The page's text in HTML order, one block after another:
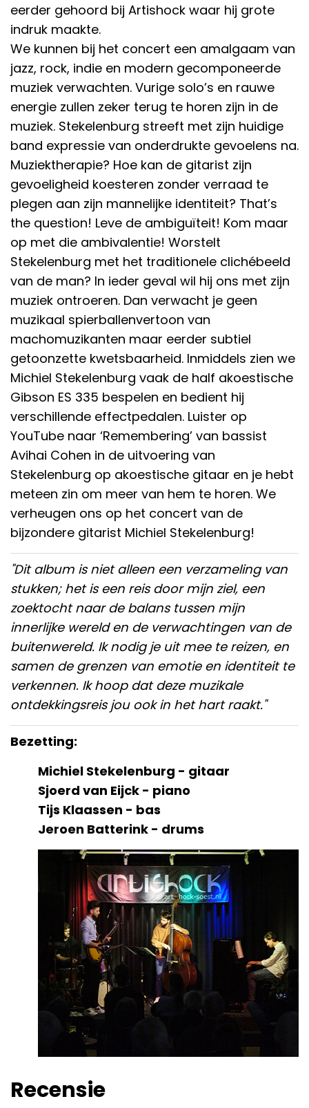
eerder gehoord bij Artishock waar hij grote
indruk maakte.
We kunnen bij het concert een amalgaam van
jazz, rock, indie en modern gecomponeerde
muziek verwachten. Vurige solo’s en rauwe
energie zullen zeker terug te horen zijn in de
muziek. Stekelenburg streeft met zijn huidige
band expressie van onderdrukte gevoelens na.
Muziektherapie? Hoe kan de gitarist zijn
gevoeligheid koesteren zonder verraad te
plegen aan zijn mannelijke identiteit? That’s
the question! Leve de ambiguïteit! Kom maar
op met die ambivalentie! Worstelt
Stekelenburg met het traditionele clichébeeld
van de man? In ieder geval wil hij ons met zijn
muziek ontroeren. Dan verwacht je geen
muzikaal spierballenvertoon van
machomuzikanten maar eerder subtiel
getoonzette kwetsbaarheid. Inmiddels zien we
Michiel Stekelenburg vaak de half akoestische
Gibson ES 335 bespelen en bedient hij
verschillende effectpedalen. Luister op
YouTube naar ‘Remembering’ van bassist
Avihai Cohen in de uitvoering van
Stekelenburg op akoestische gitaar en je hebt
meteen zin om meer van hem te horen. We
verheugen ons op het concert van de
bijzondere gitarist Michiel Stekelenburg!
"Dit album is niet alleen een verzameling van
stukken; het is een reis door mijn ziel, een
zoektocht naar de balans tussen mijn
innerlijke wereld en de verwachtingen van de
buitenwereld. Ik nodig je uit mee te reizen, en
samen de grenzen van emotie en identiteit te
verkennen. Ik hoop dat deze muzikale
ontdekkingsreis jou ook in het hart raakt."
Bezetting:
Michiel Stekelenburg - gitaar
Sjoerd van Eijck - piano
Tijs Klaassen - bas
Jeroen Batterink - drums
Recensie